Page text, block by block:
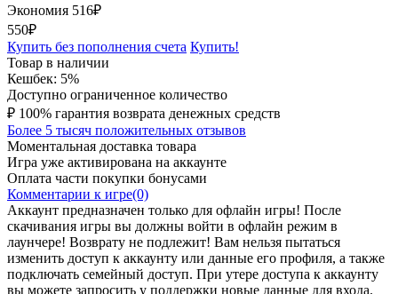
Экономия 516₽
550₽
Купить без пополнения счета Купить!
Товар в наличии
Кешбек: 5%
Доступно ограниченное количество
₽ 100% гарантия возврата денежных средств
Более 5 тысяч положительных отзывов
Моментальная доставка товара
Игра уже активирована на аккаунте
Оплата части покупки бонусами
Комментарии к игре(0)
Аккаунт предназначен только для офлайн игры! После
скачивания игры вы должны войти в офлайн режим в
лаунчере! Возврату не подлежит! Вам нельзя пытаться
изменить доступ к аккаунту или данные его профиля, а также
подключать семейный доступ. При утере доступа к аккаунту
вы можете запросить у поддержки новые данные для входа.